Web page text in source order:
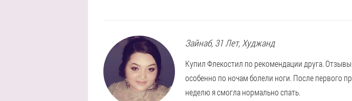
Зайнаб, 31 Лет,Худжанд
Купил Флекостил по рекомендации друга.
особенно по ночам болели ноги. После первого
неделю я смогла нормально спать.